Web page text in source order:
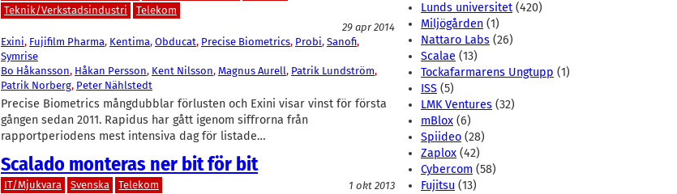
Teknik/Verkstadsindustri
Telekom
29 apr 2014
Exini, Fujifilm Pharma, Kentima, Obducat, Precise Biometrics, Probi, Sanofi
Symrise
Bo Håkansson, Håkan Persson, Kent Nilsson, Magnus Aurell, Patrik Lundström
Patrik Norberg, Peter Nählstedt
Precise Biometrics mångdubblar förlusten och Exini visar vinst för första
gången sedan 2011. Rapidus har gått igenom siffrorna från
rapportperiodens mest intensiva dag för listade…
Scalado monteras ner bit för bit
IT/Mjukvara Svenska Telekom
1 okt 2013
Lunds universitet (420)
Miljögården (1)
Nattaro Labs (26)
Scalae (13)
Tockafarmarens Ungtupp (1)
ISS (5)
LMK Ventures (32)
mBlox (6)
Spiideo (28)
Zaplox (42)
Cybercom (58)
Fujitsu (13)